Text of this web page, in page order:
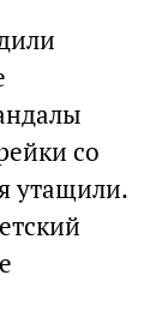
со
утащили.